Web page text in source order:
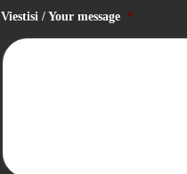
Viestisi / Your message *